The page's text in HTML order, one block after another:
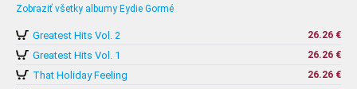
Zobraziť všetky albumy Eydie Gormé
Greatest Hits Vol. 2 26.26 €
Greatest Hits Vol. 1 26.26 €
That Holiday Feeling 26.26 €